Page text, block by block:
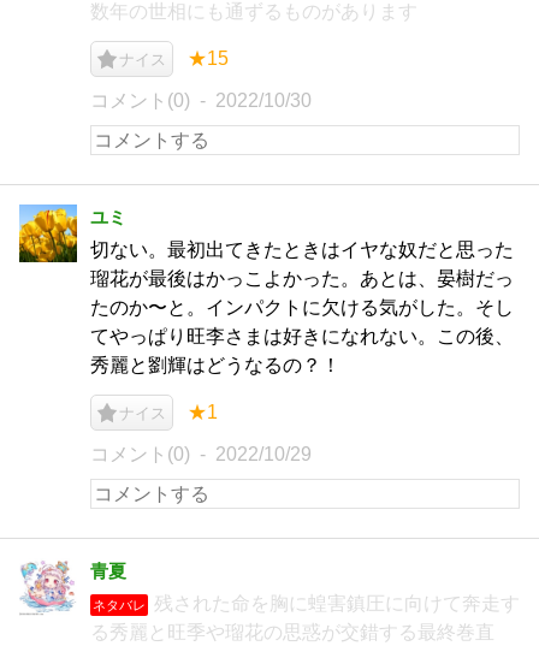
数年の世相にも通ずるものがあります
ナイス ★15
コメント(0) 2022/10/30
ユミ
切ない。最初出てきたときはイヤな奴だと思った
瑠花が最後はかっこよかった。あとは、晏樹だっ
たのか〜と。インパクトに欠ける気がした。そし
てやっぱり旺李さまは好きになれない。この後、
秀麗と劉輝はどうなるの？！
ナイス ★1
コメント(0) 2022/10/29
青夏
ネタバレ
残された命を胸に蝗害鎮圧に向けて奔走す
る秀麗と旺季や瑠花の思惑が交錯する最終巻直